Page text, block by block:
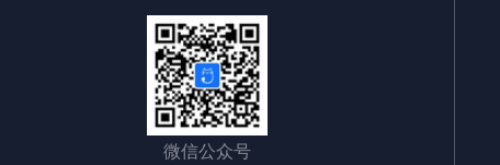
微信公众号